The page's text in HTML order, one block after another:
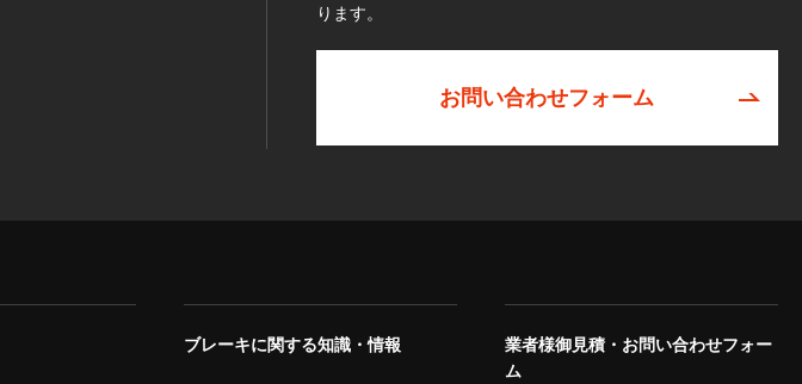
ります。
お問い合わせフォーム
ブレーキに関する知識・情報
業者様御見積・お問い合わせフォー
ム